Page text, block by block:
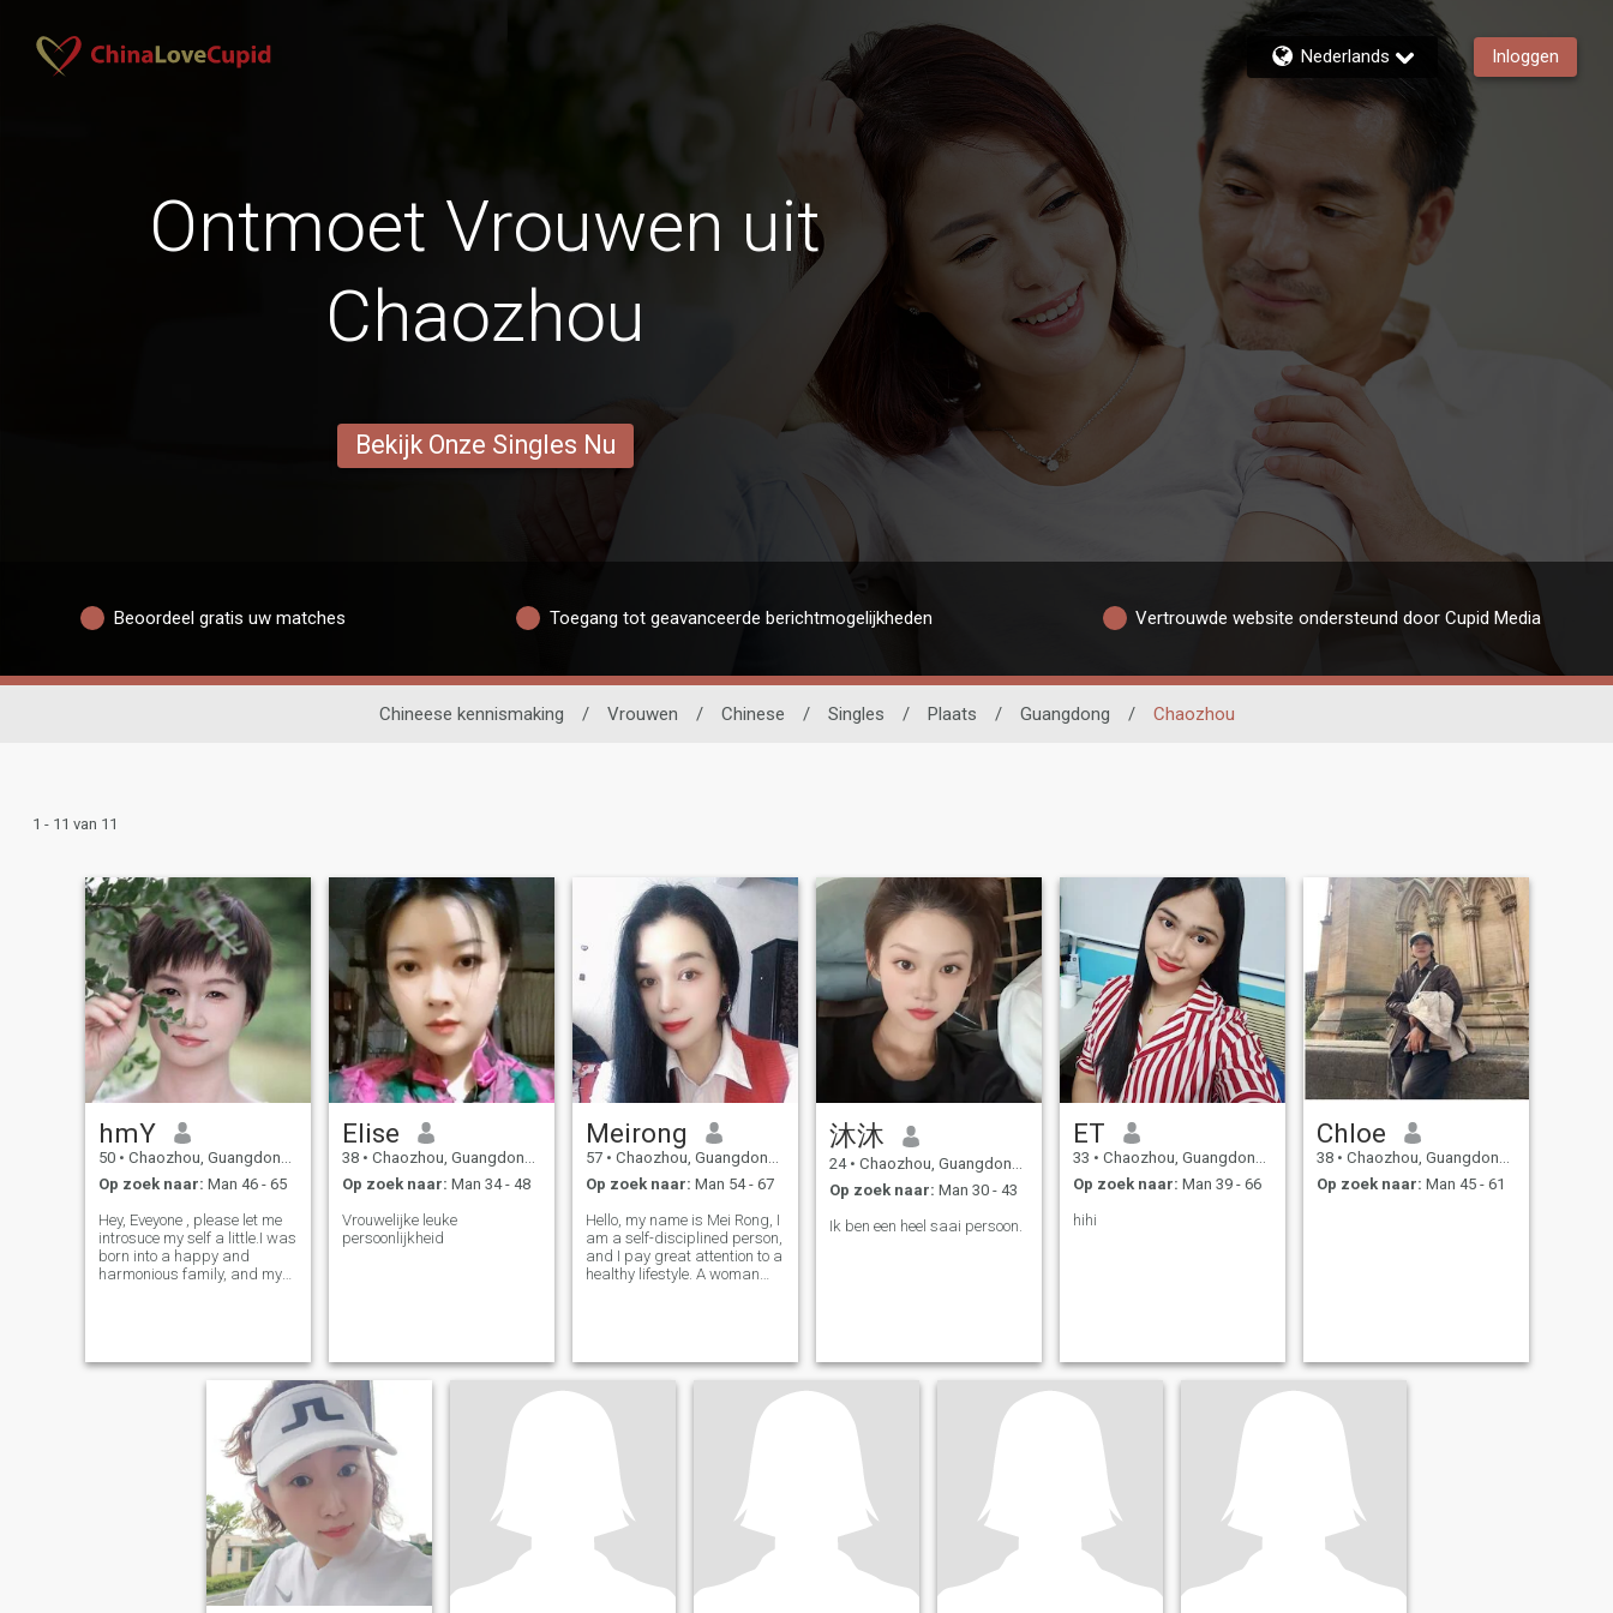
Nederlands Inloggen
Ontmoet Vrouwen uit
Chaozhou
Bekijk Onze Singles Nu
Beoordeel gratis uw matches Toegang tot geavanceerde berichtmogelijkheden Vertrouwde website ondersteund door Cupid Media
Chineese kennismaking / Vrouwen / Chinese / Singles / Plaats / Guangdong / Chaozhou
1 - 11 van 11
hmY
50 • Chaozhou, Guangdong, China
Op zoek naar: Man 46 - 65
Hey, Eveyone , please let me
introsuce my self a little.I was
born into a happy and
harmonious family, and my
As an old Chinese sayin
Elise
38 • Chaozhou, Guangdong, China
Op zoek naar: Man 34 - 48
Vrouwelijke leuke
persoonlijkheid
Meirong
57 • Chaozhou, Guangdong, China
Op zoek naar: Man 54 - 67
Hello, my name is Mei Rong, I
am a self-disciplined person,
and I pay great attention to a
healthy lifestyle. A woman
沐沐
24 • Chaozhou, Guangdong, China
Op zoek naar: Man 30 - 43
Ik ben een heel saai persoon.
ET
33 • Chaozhou, Guangdong, China
Op zoek naar: Man 39 - 66
hihi
Chloe
38 • Chaozhou, Guangdong, China
Op zoek naar: Man 45 - 61